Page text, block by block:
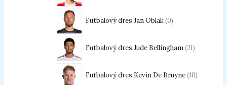
Futbalový dres Jan Oblak 0
Futbalový dres Jude Bellingham 21
Futbalový dres Kevin De Bruyne 10